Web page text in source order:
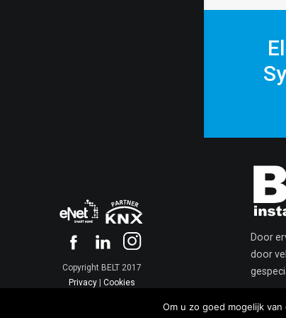
Copyright BELT 2017
Privacy
Cookies
Door
door
Om u zo goed mogelijk